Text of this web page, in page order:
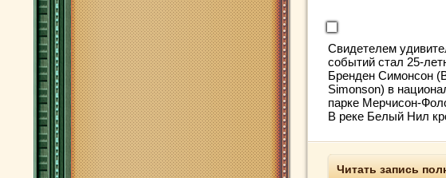
Свидетелем
событий стал 25-
Бренден Симонсон
Simonson) в
парке Мерчисон-
В реке Белый Нил
Читать запись